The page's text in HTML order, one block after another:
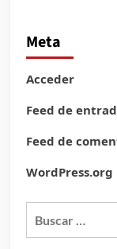
Meta
Acceder
Feed de
Feed de
WordPress.org